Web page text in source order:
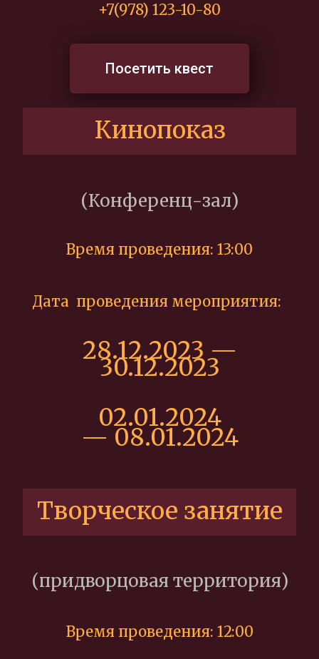
+7(978) 123-10-80
Посетить квест
Кинопоказ
(Конференц-зал)
Время проведения: 13:00
Дата проведения мероприятия:
28.12.2023 —
30.12.2023
02.01.2024
— 08.01.2024
Творческое занятие
(придворцовая территория)
Время проведения: 12:00